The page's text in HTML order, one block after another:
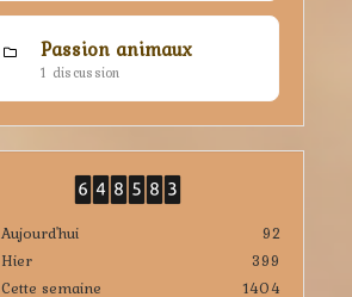
Passion animaux
1 discussion
Aujourd'hui
92
Hier
399
Cette semaine
1404